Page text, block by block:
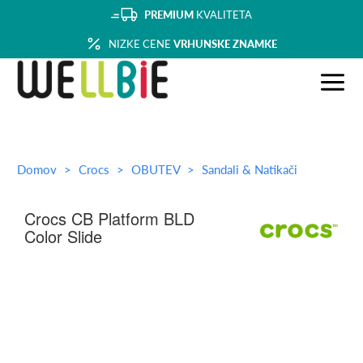
PREMIUM KVALITETA
NIZKE CENE VRHUNSKE ZNAMKE
Domov Crocs OBUTEV Sandali & Natikači
Crocs CB Platform BLD
Color Slide